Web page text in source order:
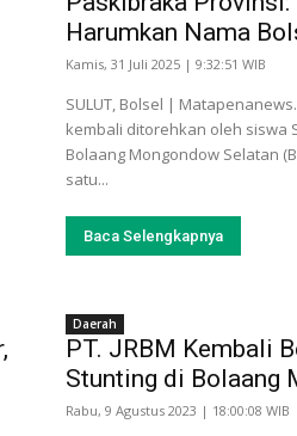
Harumkan Nama
Kamis, 31 Juli 2025 | 9:32:51 WIB
SULUT, Bolsel |
kembali ditorehkan oleh siswa
Bolaang Mongondow Selatan
satu...
Baca Selengkapnya
Daerah
PT. JRBM Kembali
Stunting di Bolaang
Rabu, 9 Agustus 2023 | 18:00:08 WIB